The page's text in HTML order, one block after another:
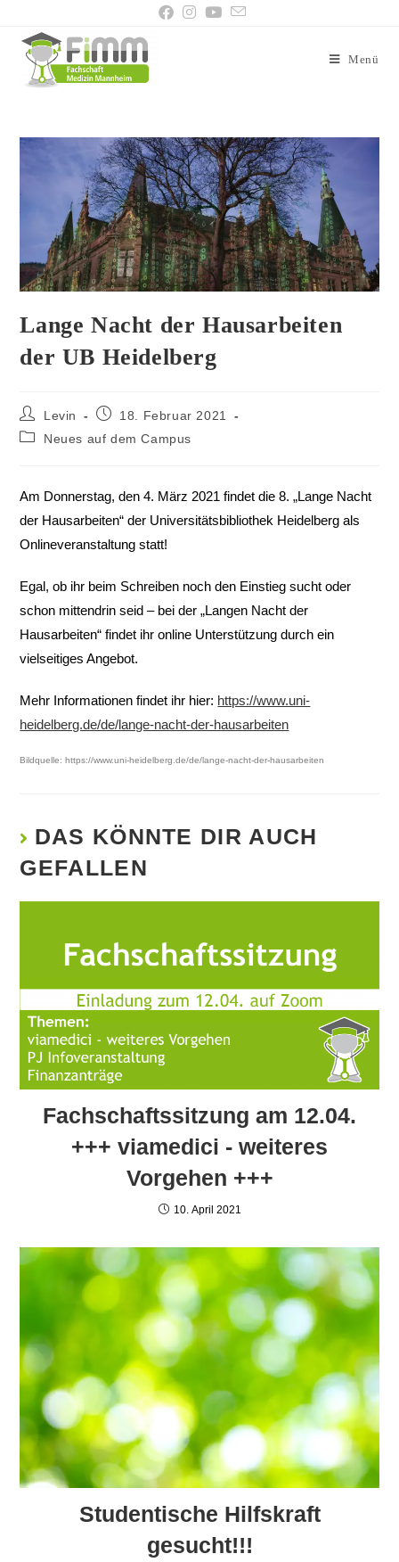
Menü
Lange Nacht der Hausarbeiten
der UB Heidelberg
Levin
18. Februar 2021
Neues auf dem Campus
Am Donnerstag, den 4. März 2021 findet die 8. „Lange Nacht
der Hausarbeiten“ der Universitätsbibliothek Heidelberg als
Onlineveranstaltung statt!
Egal, ob ihr beim Schreiben noch den Einstieg sucht oder
schon mittendrin seid – bei der „Langen Nacht der
Hausarbeiten“ findet ihr online Unterstützung durch ein
vielseitiges Angebot.
Mehr Informationen findet ihr hier: https://www.uni-
heidelberg.de/de/lange-nacht-der-hausarbeiten
Bildquelle: https://www.uni-heidelberg.de/de/lange-nacht-der-hausarbeiten
DAS KÖNNTE DIR AUCH
GEFALLEN
Fachschaftssitzung am 12.04.
+++ viamedici - weiteres
Vorgehen +++
10. April 2021
Studentische Hilfskraft
gesucht!!!